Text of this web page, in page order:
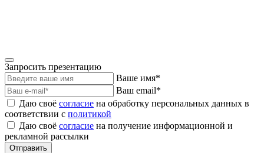
Запросить презентацию
Ваше имя*
Ваш email*
Даю своё согласие на обработку персональных данных в
соответствии с политикой
Даю своё согласие на получение информационной и
рекламной рассылки
Отправить